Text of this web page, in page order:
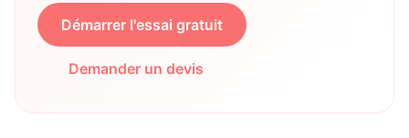
Démarrer l'essai gratuit
Demander un devis